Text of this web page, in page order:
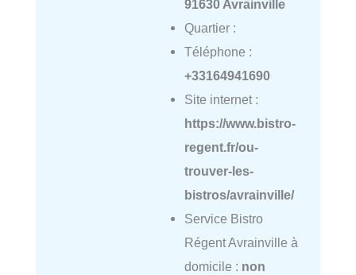
91630 Avrainville
Quartier :
Téléphone :
+33164941690
Site internet :
https://www.bistro-
regent.fr/ou-
trouver-les-
bistros/avrainville/
Service Bistro
Régent Avrainville à
domicile : non